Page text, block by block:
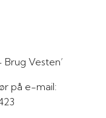
Brug Vesten’
på e-mail: